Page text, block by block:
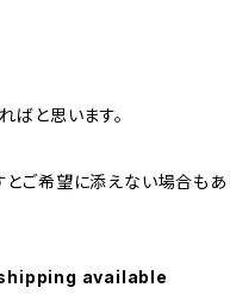
ばと思います。
ご希望に添えない場合も
available